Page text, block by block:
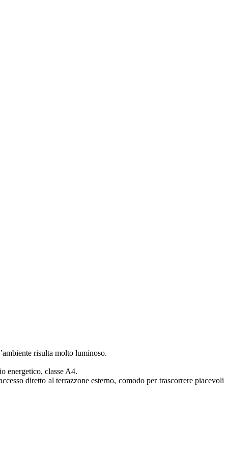
risulta molto luminoso.
energetico, classe A4.
diretto al terrazzone esterno, comodo per trascorrere piacevoli